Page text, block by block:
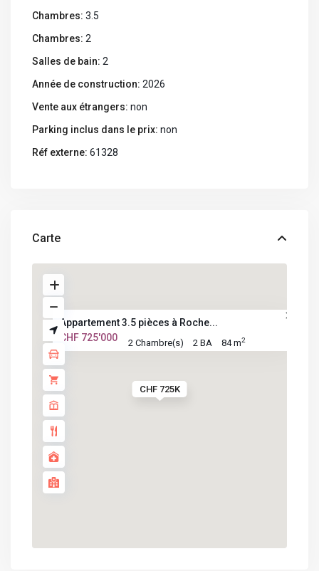
Chambres: 3.5
Chambres: 2
Salles de bain: 2
Année de construction: 2026
Vente aux étrangers: non
Parking inclus dans le prix: non
Réf externe: 61328
Carte
CHF 725K
Appartement 3.5 pièces à Roche...
CHF 725'000
2 Chambre(s) 2 BA 84 m2